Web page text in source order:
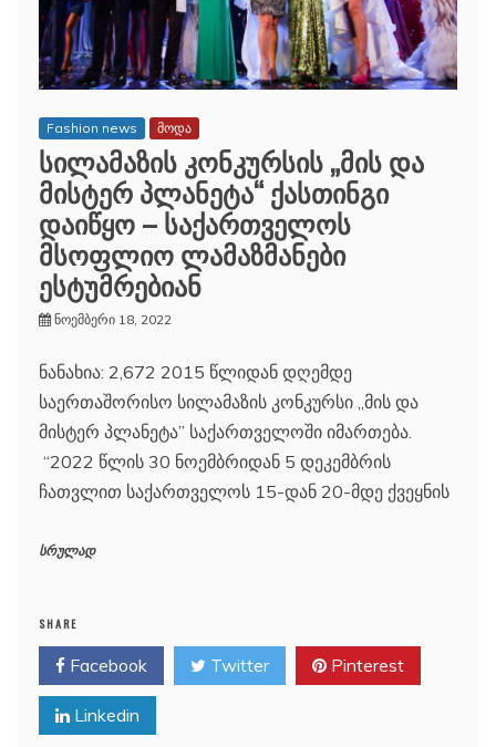
Fashion news მოდა
სილამაზის კონკურსის „მის და
მისტერ პლანეტა“ ქასთინგი
დაიწყო – საქართველოს
მსოფლიო ლამაზმანები
ესტუმრებიან
ნოემბერი 18, 2022
ნანახია: 2,672 2015 წლიდან დღემდე
საერთაშორისო სილამაზის კონკურსი ,,მის და
მისტერ პლანეტა” საქართველოში იმართება.
“2022 წლის 30 ნოემბრიდან 5 დეკემბრის
ჩათვლით საქართველოს 15-დან 20-მდე ქვეყნის
სრულად
SHARE
Facebook Twitter Pinterest
Linkedin